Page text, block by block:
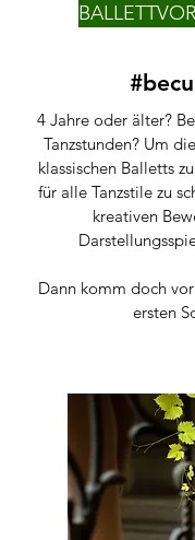
4 Jahre oder älter?
Tanzstunden? Um
klassischen Balletts
für alle Tanzstile zu
kreativen
Dann komm doch
ersten